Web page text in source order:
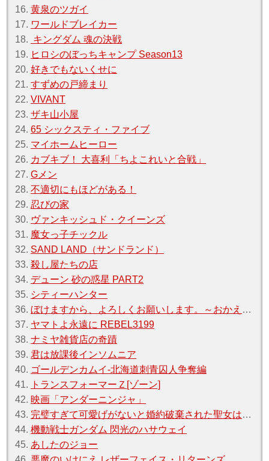
16.黄泉のツガイ
17. ワールドブレイカー
18. キングダム 魂の決戦
19. ヒロシのぼっちキャンプ Season13
20.好きでもないくせに
21.すずめの戸締まり
22.VIVANT
23.ザキ山小屋
24.65 シックスティ・ファイブ
25. マイホームヒーロー
26. カブキブ！ 大喜利「ちよこれいと合戦」
27.Gメン
28.不適切にもほどがある！
29. 忍びの家
30. ヴァンキッシュド・クイーンズ
31. 魔女っ子チックル
32. SAND LAND（サンドランド）
33.殺し屋たちの店
34. デューン 砂の惑星 PART2
35. シティーハンター
36.ぼけますから、よろしくお願いします。～おかえりお母さん～
37. ヤマトよ永遠に REBEL3199
38.ナミヤ雑貨店の奇蹟
39.君は放課後インソムニア
40. ゴールデンカムイ-北海道刺青囚人争奪編
41.
トランスフォーマーＺ[ゾーン]
42. 映画「アンダーニンジャ」
43. 完璧すぎて可愛げがないと婚約破棄された聖女は隣国に売られる
44.機動戦士ガンダム 閃光のハサウェイ
45. あしたのジョー